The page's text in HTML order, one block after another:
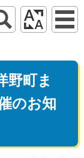
野町ま
のお知